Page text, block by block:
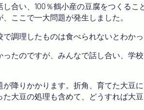
合い、100％鶴小産の豆腐をつくる
ここで一大問題が発生しました。
調理したものは食べられないとわかっ
たのですが、みんなで話し合い、学
降りかかります。折角、育てた大
大豆の処理も含めて、どうすれば大